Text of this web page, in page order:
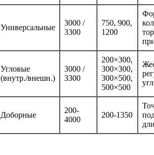
Универсальные
3000 /
3300
750, 900,
1200
Угловые
(внутр./внешн.)
3000 /
3300
200×300,
300×300,
300×500,
500×500
Доборные
200-
4000
200-1350